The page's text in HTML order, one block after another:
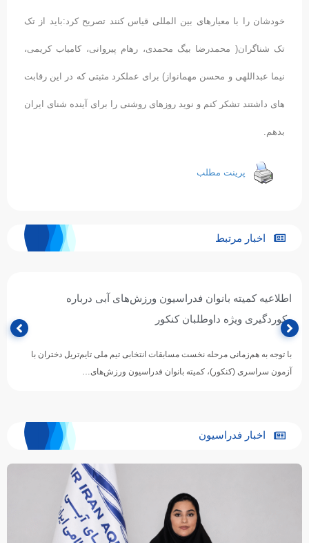
خودشان را با معیارهای بین المللی قیاس کنند تصریح کرد:باید از تک
تک شناگران( محمدرضا بیگ محمدی، رهام پیروانی، کامیاب کریمی،
نیما عبداللهی و محسن مهمانواز) برای عملکرد مثبتی که در این رقابت
های داشتند تشکر کنم و نوید روزهای روشنی را برای آینده شنای ایران
بدهم.
پرینت مطلب
اخبار مرتبط
اطلاعیه کمیته بانوان فدراسیون ورزش‌های آبی درباره
رکوردگیری ویژه داوطلبان کنکور
با توجه به هم‌زمانی مرحله نخست مسابقات انتخابی تیم ملی تایم‌تریل دختران با
آزمون سراسری (کنکور)، کمیته بانوان فدراسیون ورزش‌های…
اخبار فدراسیون